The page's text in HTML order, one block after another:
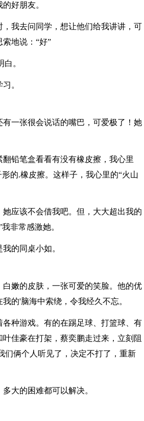
好朋友。
我去问同学，想让他们给我讲讲，可
地说：“好”
。
。
一张很会说话的嘴巴，可爱极了！她
铅笔盒看看有没有橡皮擦，我心里
的.橡皮擦。这样子，我心里的“火山
应该不会借我吧。但，大大超出我的
非常感激她。
的同桌小如。
嫩的皮肤，一张可爱的笑脸。他的优
的'脑海中索绕，令我经久不忘。
种游戏。有的在踢足球、打篮球、有
佳豪在打架，蔡奕鹏走过来，立刻阻
们俩个人听见了，决定不打了，重新
大的困难都可以解决。